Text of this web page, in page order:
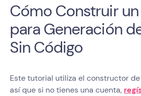
Cómo Construir
para Generación
Sin Código
Este tutorial utiliza el constructor
así que si no tienes una cuenta,